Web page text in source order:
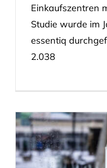
Einkaufszentren
Studie wurde im
essentiq
2.038